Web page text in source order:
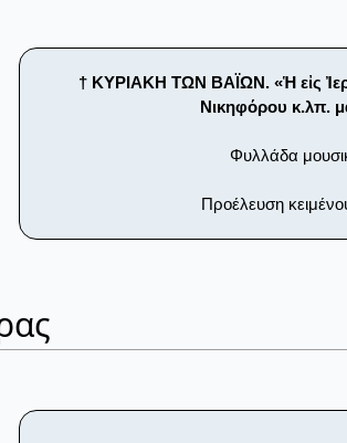
† ΚΥΡΙΑΚΗ ΤΩΝ ΒΑΪΩΝ. «Ἡ εἰς
Νικηφόρου κ.λπ.
Φυλλάδα
Προέλευση